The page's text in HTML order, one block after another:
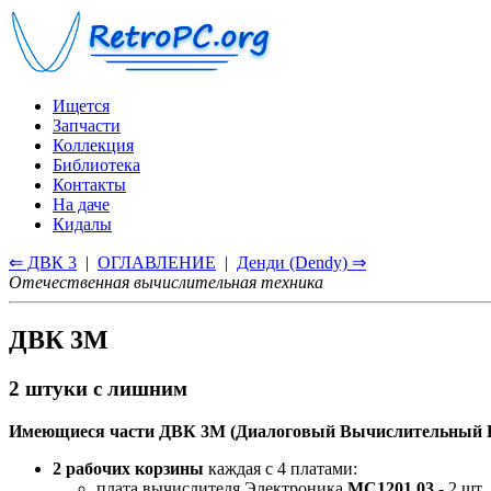
Ищется
Запчасти
Коллекция
Библиотека
Контакты
На даче
Кидалы
⇐ ДВК 3 | ОГЛАВЛЕНИЕ | Денди (Dendy) ⇒
Отечественная вычислительная техника
ДВК 3М
2 штуки с лишним
Имеющиеся части ДВК 3М (Диалоговый Вычислительный
2 рабочих корзины каждая с 4 платами: